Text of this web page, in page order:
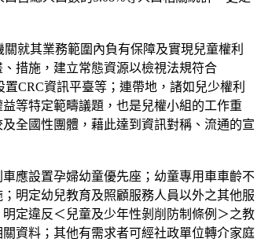
就其業務範圍內負有保障及實現兒童權利
措施，建立常態資源以檢視法規符合
CRC資訊平臺等；連帶地，諸如兒少權利
等特定範疇議題，也是兒權小組的工作重
全國性團體，藉此達到資訊對稱、流通的宣
應設置孕婦幼童優先座；幼童專用車車齡不
明定幼兒教育及照顧服務人員以外之其他服
定違反＜兒童及少年性剝削防制條例＞之教
資料；其他有需求者可經社政單位轉介家庭